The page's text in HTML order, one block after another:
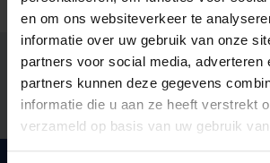
en om ons websiteverkeer te
informatie over uw gebruik van onze
partners voor social media, adverteren
partners kunnen deze gegevens
informatie die u aan ze heeft verstrekt
verzameld op basis van uw gebruik
Stond er een fout op deze
Laat het ons weten